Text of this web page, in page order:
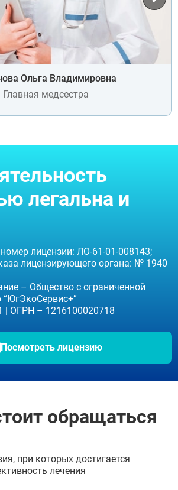
Ольга Владимировна
Главная медсестра
легальна и
лицензии: ЛО-61-01-008143;
лицензирующего органа: № 1940
– Общество с ограниченной
“ЮгЭкоСервис+”
| ОГРН – 1216100020718
Посмотреть лицензию
обращаться
при которых достигается
лечения